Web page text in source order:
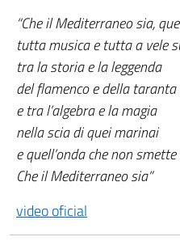
“Che il Mediterraneo sia,
tutta musica e tutta a vele
tra la storia e la leggenda
del flamenco e della taranta
e tra l’algebra e la magia
nella scia di quei marinai
e quell’onda che non
Che il Mediterraneo sia”
video oficial